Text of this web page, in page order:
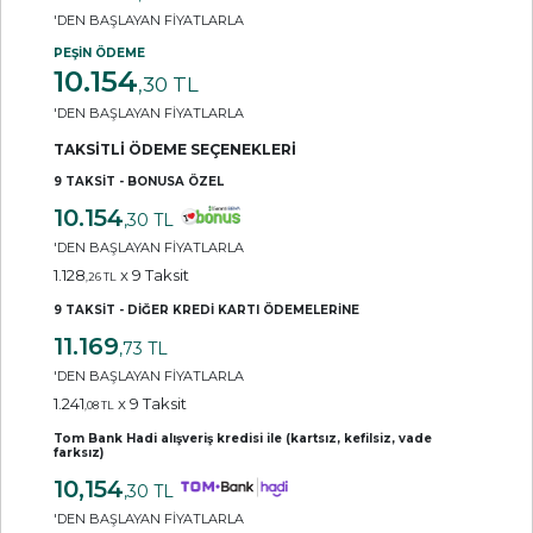
'DEN BAŞLAYAN FİYATLARLA
PEŞİN ÖDEME
10.154,30 TL
'DEN BAŞLAYAN FİYATLARLA
TAKSİTLİ ÖDEME SEÇENEKLERİ
9 TAKSİT - BONUSA ÖZEL
10.154,30 TL
'DEN BAŞLAYAN FİYATLARLA
1.128 ,26 TL x 9 Taksit
9 TAKSİT - DİĞER KREDİ KARTI ÖDEMELERİNE
11.169,73 TL
'DEN BAŞLAYAN FİYATLARLA
1.241 ,08 TL x 9 Taksit
Tom Bank Hadi alışveriş kredisi ile (kartsız, kefilsiz, vade
farksız)
10,154,30 TL
'DEN BAŞLAYAN FİYATLARLA